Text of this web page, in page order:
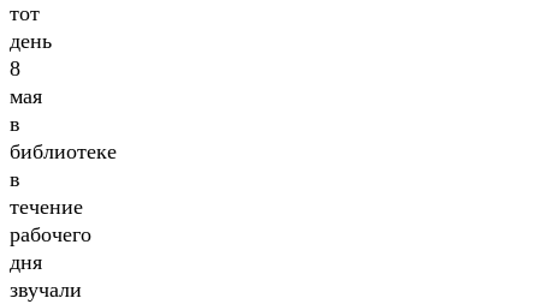
тот
день
8
мая
в
библиотеке
в
течение
рабочего
дня
звучали